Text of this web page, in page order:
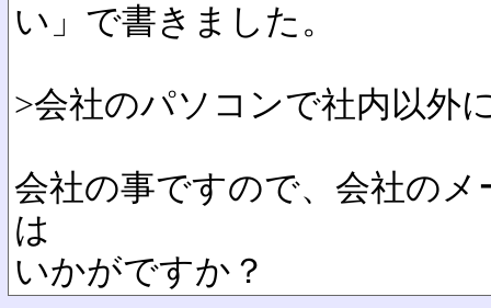
い」で書きました。
>会社のパソコンで社内以外
会社の事ですので、会社の
は
いかがですか？